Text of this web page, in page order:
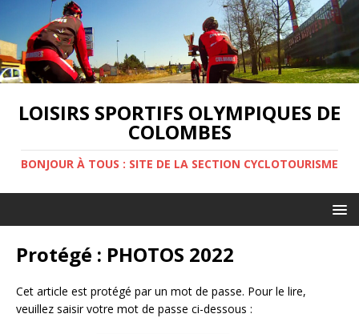
LOISIRS SPORTIFS OLYMPIQUES DE
COLOMBES
BONJOUR À TOUS : SITE DE LA SECTION CYCLOTOURISME
Protégé : PHOTOS 2022
Cet article est protégé par un mot de passe. Pour le lire,
veuillez saisir votre mot de passe ci-dessous :